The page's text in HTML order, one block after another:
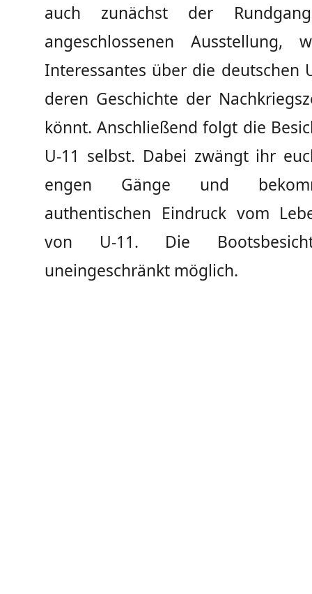
auch zunächst der
angeschlossenen
Interessantes über die deutschen
deren Geschichte der
könnt. Anschließend folgt die
U-11 selbst. Dabei zwängt ihr
engen Gänge und
authentischen Eindruck vom
von U-11. Die
uneingeschränkt möglich.